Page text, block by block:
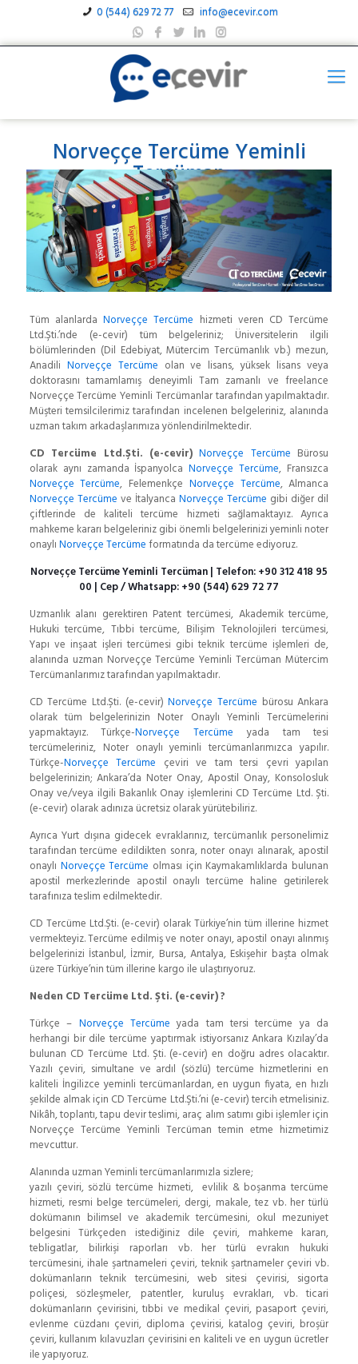
0 (544) 629 72 77 info@ecevir.com
Norveççe Tercüme Yeminli
Tercüman
Tüm alanlardaNorveççe Tercüme hizmeti veren CD Tercüme
Ltd.Şti.’nde (e-cevir) tüm belgeleriniz; Üniversitelerin ilgili
bölümlerinden (Dil Edebiyat, Mütercim Tercümanlık vb.) mezun,
Anadili Norveççe Tercüme olan ve lisans, yüksek lisans veya
doktorasını tamamlamış deneyimli Tam zamanlı ve freelance
Norveççe Tercüme Yeminli Tercümanlar tarafından yapılmaktadır.
Müşteri temsilcilerimiz tarafından incelenen belgeleriniz, alanında
uzman takım arkadaşlarımıza yönlendirilmektedir.
CD Tercüme Ltd.Şti. (e-cevir) Norveççe Tercüme Bürosu
olarak aynı zamanda İspanyolcaNorveççe Tercüme, Fransızca
Norveççe Tercüme, Felemenkçe Norveççe Tercüme, Almanca
Norveççe Tercüme ve İtalyanca Norveççe Tercüme gibi diğer dil
çiftlerinde de kaliteli tercüme hizmeti sağlamaktayız. Ayrıca
mahkeme kararı belgeleriniz gibi önemli belgelerinizi yeminli noter
onaylıNorveççe Tercümeformatında da tercüme ediyoruz.
Norveççe Tercüme Yeminli Tercüman | Telefon:+90 312 418 95
00 | Cep / Whatsapp:+90 (544) 629 72 77
Uzmanlık alanı gerektiren Patent tercümesi, Akademik tercüme,
Hukuki tercüme, Tıbbi tercüme, Bilişim Teknolojileri tercümesi,
Yapı ve inşaat işleri tercümesi gibi teknik tercüme işlemleri de,
alanında uzman Norveççe Tercüme Yeminli Tercüman Mütercim
Tercümanlarımız tarafından yapılmaktadır.
CD Tercüme Ltd.Şti. (e-cevir)Norveççe Tercüme bürosu Ankara
olarak tüm belgelerinizin Noter Onaylı Yeminli Tercümelerini
yapmaktayız. Türkçe-Norveççe Tercüme yada tam tesi
tercümeleriniz, Noter onaylı yeminli tercümanlarımızca yapılır.
Türkçe-Norveççe Tercüme çeviri ve tam tersi çevri yapılan
belgelerinizin; Ankara’da Noter Onay, Apostil Onay, Konsolosluk
Onay ve/veya ilgili Bakanlık Onay işlemlerini CD Tercüme Ltd. Şti.
(e-cevir) olarak adınıza ücretsiz olarak yürütebiliriz.
Ayrıca Yurt dışına gidecek evraklarınız, tercümanlık personelimiz
tarafından tercüme edildikten sonra, noter onayı alınarak, apostil
onaylı Norveççe Tercüme olması için Kaymakamlıklarda bulunan
apostil merkezlerinde apostil onaylı tercüme haline getirilerek
tarafınıza teslim edilmektedir.
CD Tercüme Ltd.Şti. (e-cevir) olarak Türkiye’nin tüm illerine hizmet
vermekteyiz. Tercüme edilmiş ve noter onayı, apostil onayı alınmış
belgelerinizi İstanbul, İzmir, Bursa, Antalya, Eskişehir başta olmak
üzere Türkiye’nin tüm illerine kargo ile ulaştırıyoruz.
Neden CD Tercüme Ltd. Şti. (e-cevir) ?
Türkçe – Norveççe Tercüme yada tam tersi tercüme ya da
herhangi bir dile tercüme yaptırmak istiyorsanız Ankara Kızılay’da
bulunan CD Tercüme Ltd. Şti. (e-cevir) en doğru adres olacaktır.
Yazılı çeviri, simultane ve ardıl (sözlü) tercüme hizmetlerini en
kaliteli İngilizce yeminli tercümanlardan, en uygun fiyata, en hızlı
şekilde almak için CD Tercüme Ltd.Şti.’ni (e-cevir) tercih etmelisiniz.
Nikâh, toplantı, tapu devir teslimi, araç alım satımı gibi işlemler için
Norveççe Tercüme Yeminli Tercüman temin etme hizmetimiz
mevcuttur.
Alanında uzman Yeminli tercümanlarımızla sizlere;
yazılı çeviri, sözlü tercüme hizmeti, evlilik & boşanma tercüme
hizmeti, resmi belge tercümeleri, dergi, makale, tez vb. her türlü
dokümanın bilimsel ve akademik tercümesini, okul mezuniyet
belgesini Türkçeden istediğiniz dile çeviri, mahkeme kararı,
tebligatlar, bilirkişi raporları vb. her türlü evrakın hukuki
tercümesini, ihale şartnameleri çeviri, teknik şartnameler çeviri vb.
dokümanların teknik tercümesini, web sitesi çevirisi, sigorta
poliçesi, sözleşmeler, patentler, kuruluş evrakları, vb. ticari
dokümanların çevirisini, tıbbi ve medikal çeviri, pasaport çeviri,
evlenme cüzdanı çeviri, diploma çevirisi, katalog çeviri, broşür
çeviri, kullanım kılavuzları çevirisini en kaliteli ve en uygun ücretler
ile yapıyoruz.